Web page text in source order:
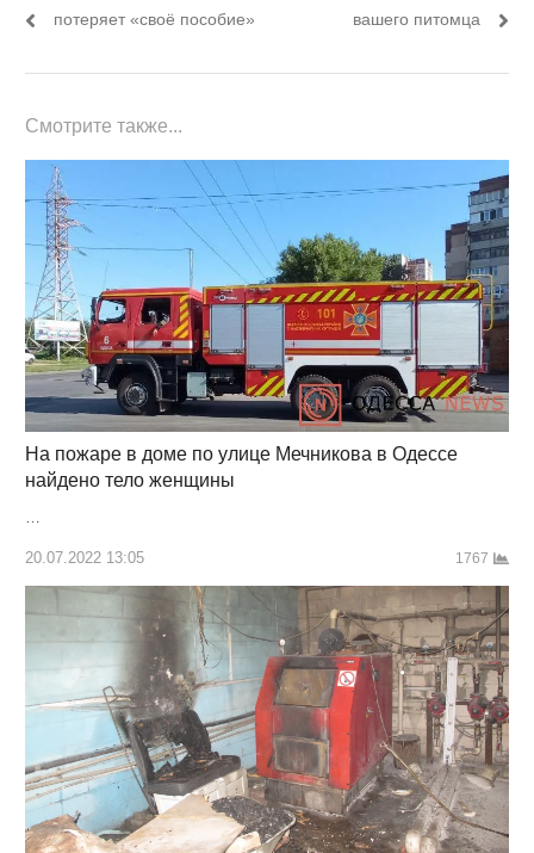
записям
потеряет «своё пособие»
вашего питомца
Смотрите также...
На пожаре в доме по улице Мечникова в Одессе
найдено тело женщины
20.07.2022 13:05 1767